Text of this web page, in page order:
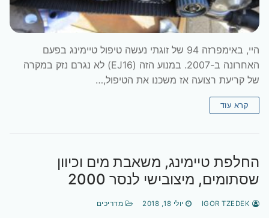
היי, באימפרזה 94 של זוגתי נעשה טיפול טיימינג בפעם
האחרונה ב-2007. במנוע הזה (EJ16) לא נגרם נזק במקרה
של קריעת רצועה אז משכנו את הטיפול,…
קרא עוד
החלפת טיימינג, משאבת מים וכיוון
שסתומים, מיצובישי לנסר 2000
יולי 18, 2018 מדריכים